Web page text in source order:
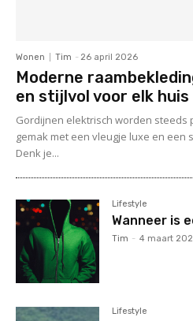
Wonen Tim - 26 april 2026
Moderne
en stijlvol voor elk huis
Gordijnen elektrisch worden steeds
gemak met een vleugje luxe en een
Denk je...
Lifestyle
Wanneer is
Tim - 4 maart
Lifestyle